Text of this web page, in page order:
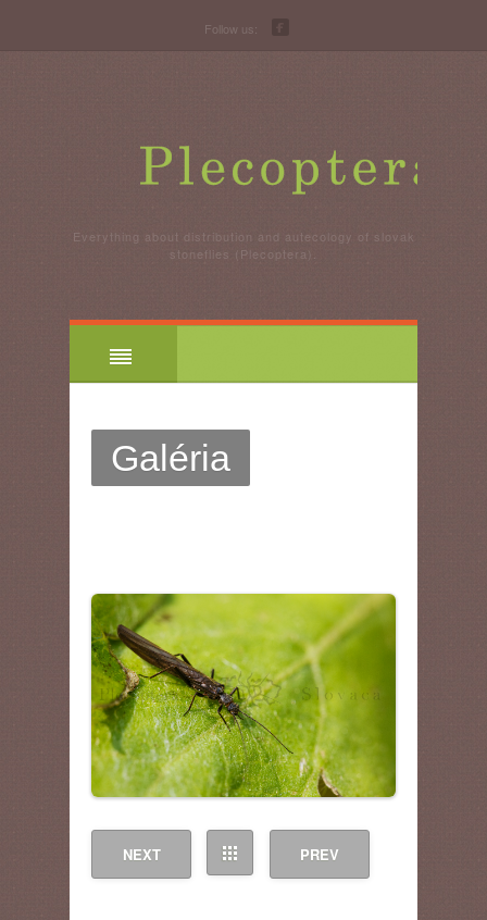
Follow us:
Everything about distribution and autecology of slovak
stoneflies (Plecoptera).
Galéria
NEXT PREV